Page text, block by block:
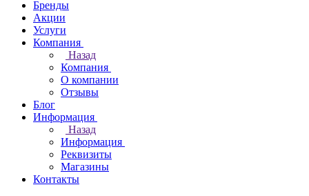
Бренды
Акции
Услуги
Компания
Назад
Компания
О компании
Отзывы
Блог
Информация
Назад
Информация
Реквизиты
Магазины
Контакты